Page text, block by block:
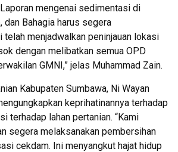
mengenai sedimentasi di
dan Bahagia harus segera
telah menjadwalkan peninjauan lokasi
dengan melibatkan semua OPD
GMNI,” jelas Muhammad Zain.
Kabupaten Sumbawa, Ni Wayan
keprihatinannya terhadap
terhadap lahan pertanian. “Kami
segera melaksanakan pembersihan
cekdam. Ini menyangkut hajat hidup